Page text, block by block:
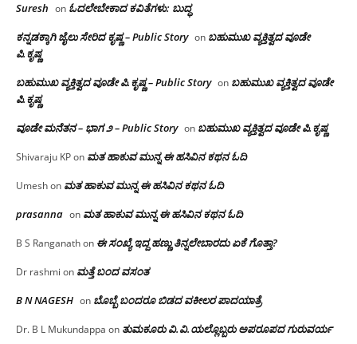
Suresh on ಓದಲೇಬೇಕಾದ‌ ಕವಿತೆಗಳು: ಬುದ್ಧ
ಕನ್ನಡಕ್ಕಾಗಿ ಜೈಲು ಸೇರಿದ ಕೃಷ್ಣ – Public Story on ಬಹುಮುಖ ವ್ಯಕ್ತಿತ್ವದ ವೂಡೇ
ಪಿ.ಕೃಷ್ಣ
ಬಹುಮುಖ ವ್ಯಕ್ತಿತ್ವದ ವೂಡೇ ಪಿ.ಕೃಷ್ಣ – Public Story on ಬಹುಮುಖ ವ್ಯಕ್ತಿತ್ವದ ವೂಡೇ
ಪಿ.ಕೃಷ್ಣ
ವೂಡೇ ಮನೆತನ – ಭಾಗ ೨ – Public Story on ಬಹುಮುಖ ವ್ಯಕ್ತಿತ್ವದ ವೂಡೇ ಪಿ.ಕೃಷ್ಣ
Shivaraju KPon ಮತ ಹಾಕುವ ಮುನ್ನ ಈ ಹಸಿವಿನ ಕಥನ ಓದಿ
Umeshon ಮತ ಹಾಕುವ ಮುನ್ನ ಈ ಹಸಿವಿನ ಕಥನ ಓದಿ
prasanna on ಮತ ಹಾಕುವ ಮುನ್ನ ಈ ಹಸಿವಿನ ಕಥನ ಓದಿ
B S Ranganathon ಈ ಸಂಖ್ಯೆ ಇದ್ದ ಹಣ್ಣು ತಿನ್ನಲೇಬಾರದು ಏಕೆ ಗೊತ್ತಾ?
Dr rashmi on ಮತ್ತೆ ಬಂದ ವಸಂತ
B N NAGESH on ಬೊಬ್ಬೆ ಬಂದರೂ ಬಿಡದ ವಕೀಲರ ಪಾದಯಾತ್ರೆ
Dr. B L Mukundappa on ತುಮಕೂರು‌ ವಿ.ವಿ.ಯಲ್ಲೊಬ್ಬರು ಅಪರೂಪದ ಗುರುವರ್ಯ